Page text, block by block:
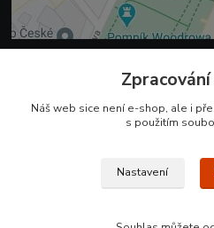
+420 225 375 800
Náš web sice není e-shop, ale i
s použitím
Nastavení